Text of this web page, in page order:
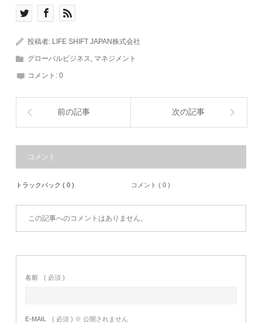
投稿者: LIFE SHIFT JAPAN株式会社
グローバルビジネス, マネジメント
コメント:0
前の記事 次の記事
コメント
トラックバック ( 0 ) コメント ( 0 )
この記事へのコメントはありません。
名前 ( 必須 )
E-MAIL ( 必須 ) ※ 公開されません